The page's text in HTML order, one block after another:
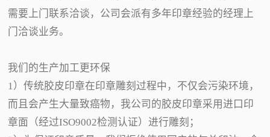
需要上门联系洽谈，公司会派有多年印章经验的经理上
门洽谈业务。
我们的生产加工更环保
1）传统胶皮印章在印章雕刻过程中，不仅会污染环境，
而且会产生大量致癌物，我公司的胶皮印章采用进口印
章面（经过ISO9002检测认证）进行雕刻；